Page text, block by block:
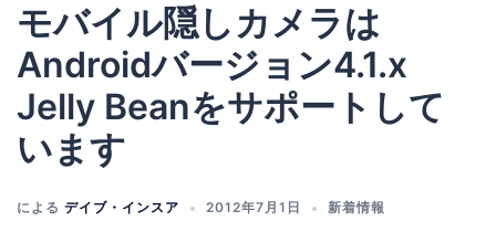
モバイル隠しカメラは
Androidバージョン4.1.x
Jelly Beanをサポートして
います
による デイブ・インスア 2012年7月1日 新着情報